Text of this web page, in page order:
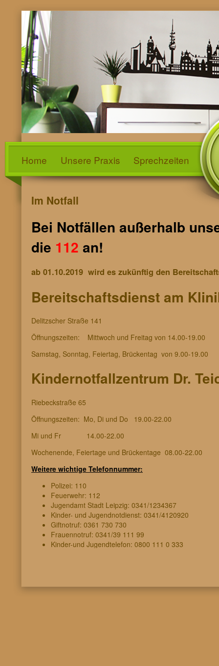
Home Unsere Praxis Sprechzeiten
Im Notfall
Bei Notfällen außerhalb
die 112 an!
ab 01.10.2019 wird es zukünftig den
Bereitschaftsdienst am
Delitzscher Straße 141
Öffnungszeiten: Mittwoch und Freitag von 14.00-19.00
Samstag, Sonntag, Feiertag, Brückentag von 9.00-19.00
Kindernotfallzentrum Dr.
Riebeckstraße 65
Öffnungszeiten: Mo, Di und Do 19.00-22.00
Mi und Fr 14.00-22.00
Wochenende, Feiertage und Brückentage 08.00-22.00
Weitere wichtige Telefonnummer:
Polizei: 110
Feuerwehr: 112
Jugendamt Stadt Leipzig: 0341/1234367
Kinder- und Jugendnotdienst: 0341/4120920
Giftnotruf: 0361 730 730
Frauennotruf: 0341/39 111 99
Kinder-und Jugendtelefon: 0800 111 0 333